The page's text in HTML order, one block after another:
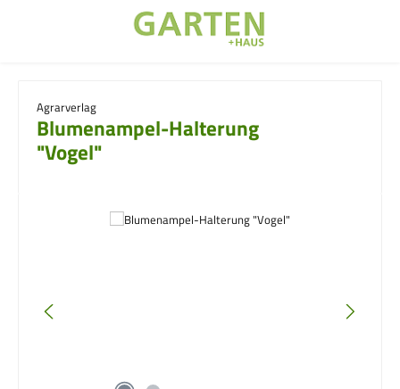
Agrarverlag
Blumenampel-Halterung
"Vogel"
Bildergalerie überspringen